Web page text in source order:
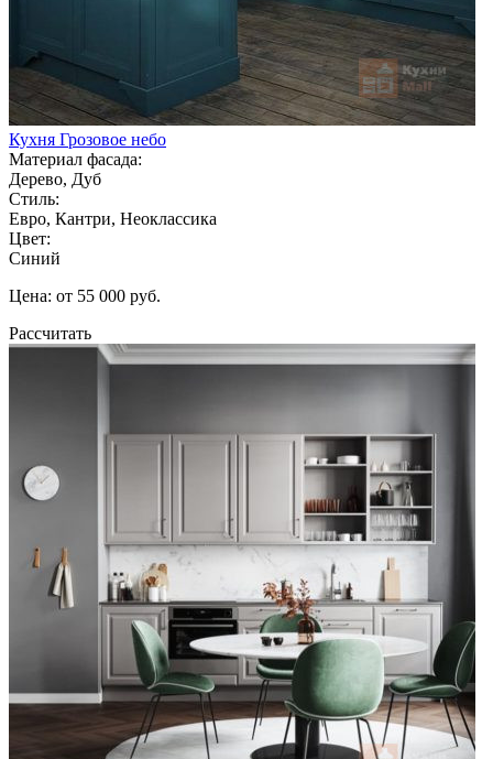
Кухня Грозовое небо
Материал фасада:
Дерево, Дуб
Стиль:
Евро, Кантри, Неоклассика
Цвет:
Синий
Цена: от 55 000 руб.
Рассчитать